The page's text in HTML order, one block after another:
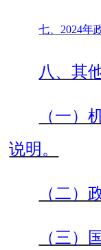
七、 2024年
八、其
（一）
说明。
（二）
（三）